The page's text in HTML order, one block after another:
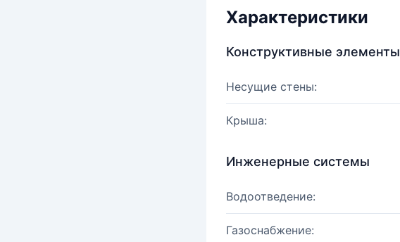
Характеристики
Конструктивные элементы
Несущие стены:
Крыша:
Инженерные системы
Водоотведение:
Газоснабжение: